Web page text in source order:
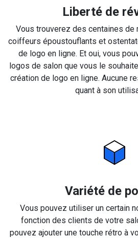
Liberté de
Vous trouverez des centaines
coiffeurs époustouflants et
de logo en ligne. Et oui, vous
logos de salon que vous le
création de logo en ligne. Aucune
quant à son
Variété de
Vous pouvez utiliser un certain
fonction des clients de votre
pouvez ajouter une touche rétro à